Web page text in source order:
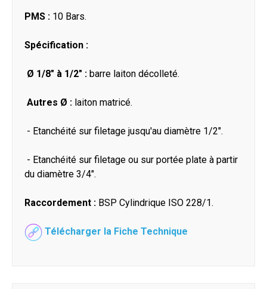
PMS : 10 Bars.
Spécification :
Ø 1/8" à 1/2" : barre laiton décolleté.
Autres Ø : laiton matricé.
- Etanchéité sur filetage jusqu'au diamètre 1/2".
- Etanchéité sur filetage ou sur portée plate à partir
du diamètre 3/4".
Raccordement : BSP Cylindrique ISO 228/1.
Télécharger la Fiche Technique